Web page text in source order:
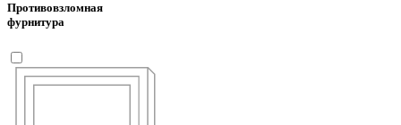
Противовзломная
фурнитура